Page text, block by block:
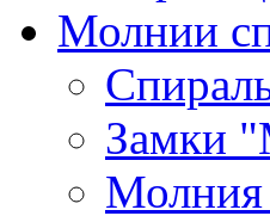
Молнии
Замки
Молния